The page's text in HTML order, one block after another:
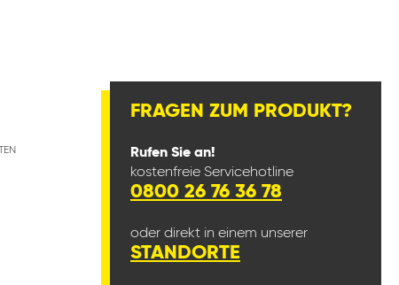
FRAGEN ZUM PRODUKT?
Rufen Sie an!
kostenfreie Servicehotline
0800 26 76 36 78
oder direkt in einem unserer
STANDORTE